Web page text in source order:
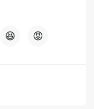
😆 😡